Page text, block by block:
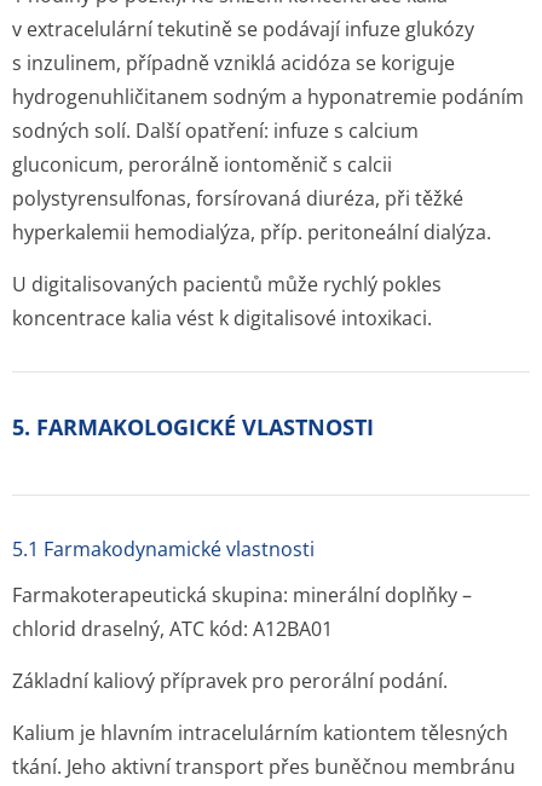
v extracelulární tekutině se podávají infuze glukózy
s inzulinem, případně vzniklá acidóza se koriguje
hydrogenuhličitanem sodným a hyponatremie podáním
sodných solí. Další opatření: infuze s calcium
gluconicum, perorálně iontoměnič s calcii
polystyrensulfonas, forsírovaná diuréza, při těžké
hyperkalemii hemodialýza, příp. peritoneální dialýza.
U digitalisovaných pacientů může rychlý pokles
koncentrace kalia vést k digitalisové intoxikaci.
5. FARMAKOLOGICKÉ VLASTNOSTI
5.1 Farmakodynamické vlastnosti
Farmakoterapeutická skupina: minerální doplňky –
chlorid draselný, ATC kód: A12BA01
Základní kaliový přípravek pro perorální podání.
Kalium je hlavním intracelulárním kationtem tělesných
tkání. Jeho aktivní transport přes buněčnou membránu